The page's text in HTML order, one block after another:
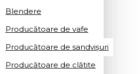
Blendere
Producătoare de vafe
Producătoare de sandvişuri
Producătoare de clătite